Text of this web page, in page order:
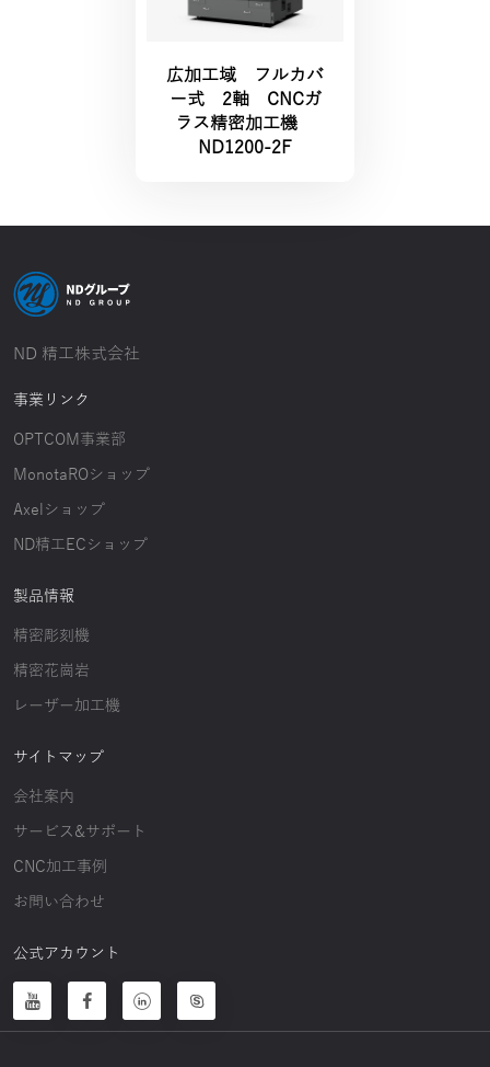
広加工域 フルカバ
ー式 2軸 CNCガ
ラス精密加工機
ND1200-2F
ND 精工株式会社
事業リンク
OPTCOM事業部
MonotaROショップ
Axelショップ
ND精工ECショップ
製品情報
精密彫刻機
精密花崗岩
レーザー加工機
サイトマップ
会社案内
サービス&サポート
CNC加工事例
お問い合わせ
公式アカウント